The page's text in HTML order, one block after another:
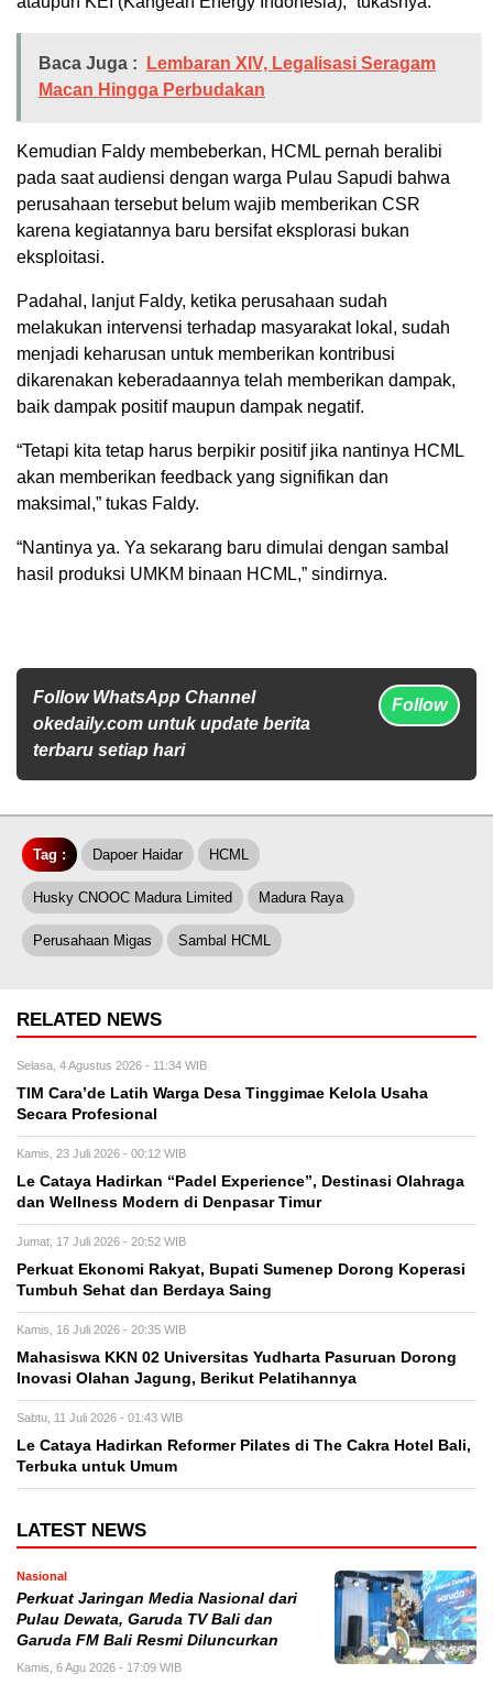
Baca Juga :
Lembaran XIV, Legalisasi Seragam
Macan Hingga Perbudakan
Kemudian Faldy membeberkan, HCML pernah beralibi
pada saat audiensi dengan warga Pulau Sapudi bahwa
perusahaan tersebut belum wajib memberikan CSR
karena kegiatannya baru bersifat eksplorasi bukan
eksploitasi.
Padahal, lanjut Faldy, ketika perusahaan sudah
melakukan intervensi terhadap masyarakat lokal, sudah
menjadi keharusan untuk memberikan kontribusi
dikarenakan keberadaannya telah memberikan dampak,
baik dampak positif maupun dampak negatif.
“Tetapi kita tetap harus berpikir positif jika nantinya HCML
akan memberikan feedback yang signifikan dan
maksimal,” tukas Faldy.
“Nantinya ya. Ya sekarang baru dimulai dengan sambal
hasil produksi UMKM binaan HCML,” sindirnya.
Follow WhatsApp Channel
okedaily.com untuk update berita
terbaru setiap hari
Follow
Tag : Dapoer Haidar HCML
Husky CNOOC Madura Limited Madura Raya
Perusahaan Migas Sambal HCML
RELATED NEWS
Selasa, 4 Agustus 2026 - 11:34 WIB
TIM Cara’de Latih Warga Desa Tinggimae Kelola Usaha
Secara Profesional
Kamis, 23 Juli 2026 - 00:12 WIB
Le Cataya Hadirkan “Padel Experience”, Destinasi Olahraga
dan Wellness Modern di Denpasar Timur
Jumat, 17 Juli 2026 - 20:52 WIB
Perkuat Ekonomi Rakyat, Bupati Sumenep Dorong Koperasi
Tumbuh Sehat dan Berdaya Saing
Kamis, 16 Juli 2026 - 20:35 WIB
Mahasiswa KKN 02 Universitas Yudharta Pasuruan Dorong
Inovasi Olahan Jagung, Berikut Pelatihannya
Sabtu, 11 Juli 2026 - 01:43 WIB
Le Cataya Hadirkan Reformer Pilates di The Cakra Hotel Bali,
Terbuka untuk Umum
LATEST NEWS
Nasional
Perkuat Jaringan Media Nasional dari
Pulau Dewata, Garuda TV Bali dan
Garuda FM Bali Resmi Diluncurkan
Kamis, 6 Agu 2026 - 17:09 WIB